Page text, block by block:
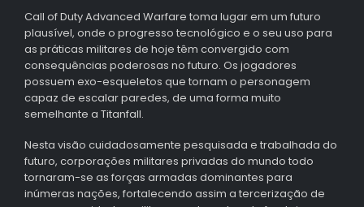
Call of Duty Advanced Warfare toma lugar em um futuro
plausível, onde o progresso tecnológico e o seu uso para
as práticas militares de hoje têm convergido com
consequências poderosas no futuro. Os jogadores
possuem exo-esqueletos que tornam o personagem
capaz de escalar paredes, de uma forma muito
semelhante a Titanfall.
Nesta visão cuidadosamente pesquisada e trabalhada do
futuro, corporações militares privadas do mundo todo
tornaram-se as forças armadas dominantes para
inúmeras nações, fortalecendo assim a tercerização de